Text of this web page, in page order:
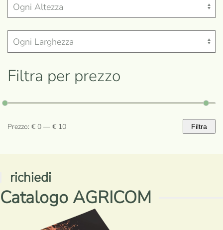
opzioni
possono
essere
scelte
pagina
prodotto
Filtra per prezzo
Prezzo
Prezzo
Filtra
Prezzo: € 0 — € 10
richiedi
Catalogo AGRICOM